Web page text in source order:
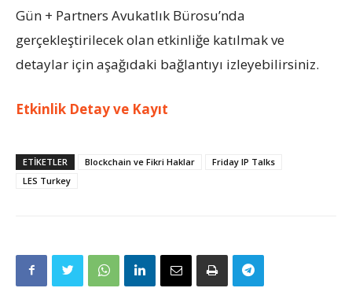
Gün + Partners Avukatlık Bürosu’nda
gerçekleştirilecek olan etkinliğe katılmak ve
detaylar için aşağıdaki bağlantıyı izleyebilirsiniz.
Etkinlik Detay ve Kayıt
ETIKETLER Blockchain ve Fikri Haklar
Friday IP Talks
LES Turkey